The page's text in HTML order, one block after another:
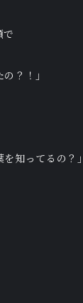
で
？！」
知ってるの？」